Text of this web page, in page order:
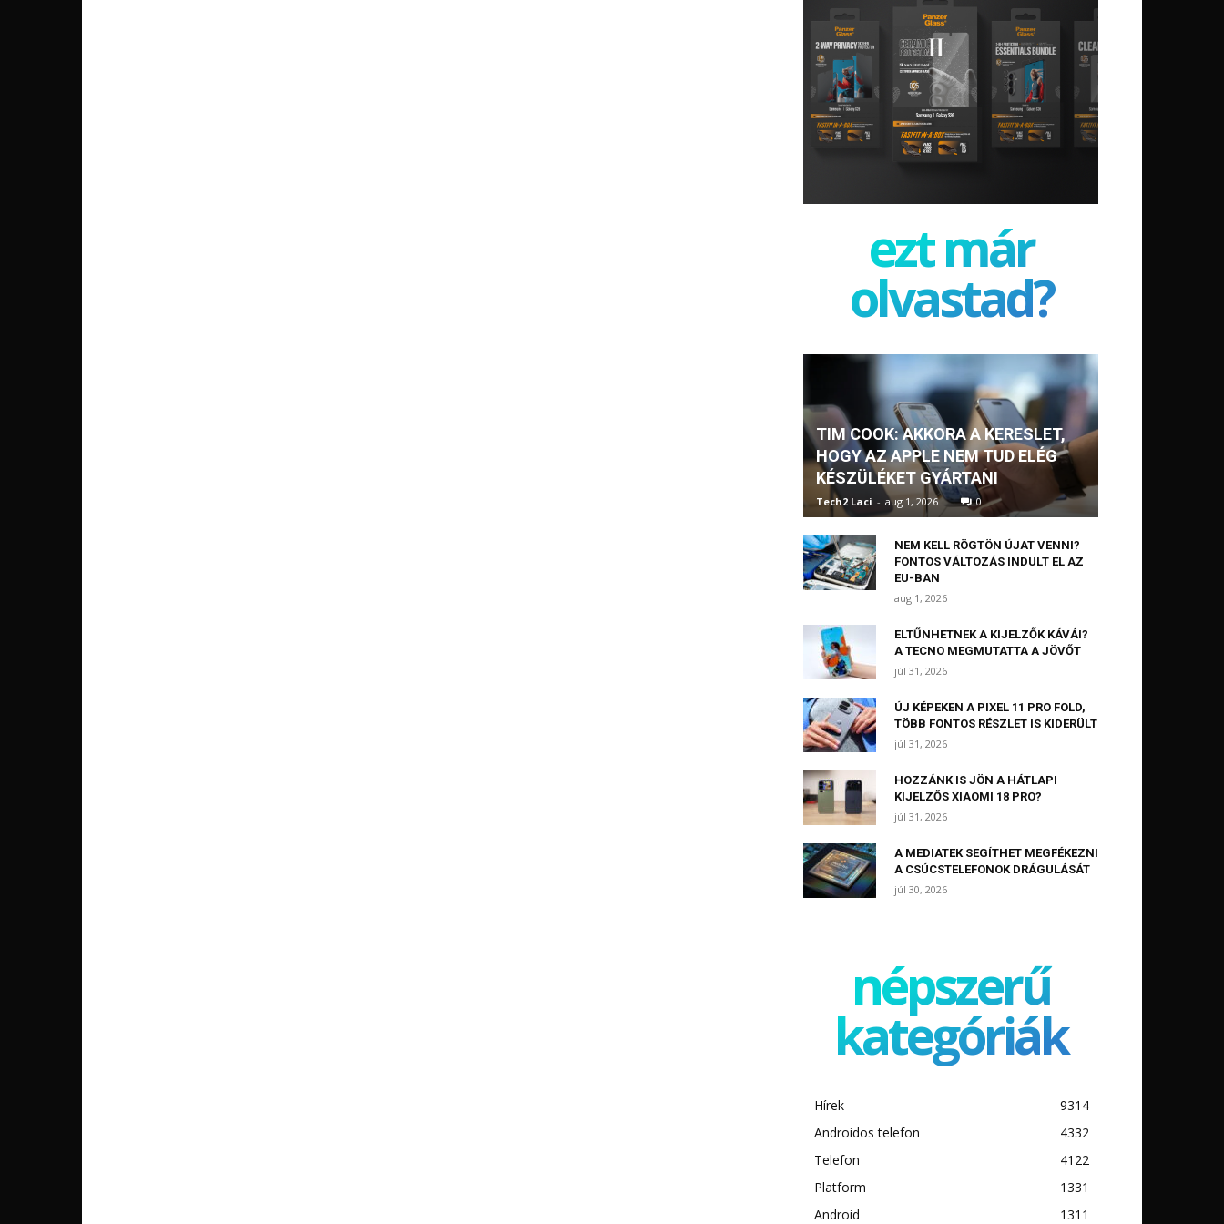
ezt már
olvastad?
TIM COOK: AKKORA A KERESLET,
HOGY AZ APPLE NEM TUD ELÉG
KÉSZÜLÉKET GYÁRTANI
Tech2 Laci - aug 1, 2026 0
NEM KELL RÖGTÖN ÚJAT VENNI?
FONTOS VÁLTOZÁS INDULT EL AZ
EU-BAN
aug 1, 2026
ELTŰNHETNEK A KIJELZŐK KÁVÁI?
A TECNO MEGMUTATTA A JÖVŐT
júl 31, 2026
ÚJ KÉPEKEN A PIXEL 11 PRO FOLD,
TÖBB FONTOS RÉSZLET IS KIDERÜLT
júl 31, 2026
HOZZÁNK IS JÖN A HÁTLAPI
KIJELZŐS XIAOMI 18 PRO?
júl 31, 2026
A MEDIATEK SEGÍTHET MEGFÉKEZNI
A CSÚCSTELEFONOK DRÁGULÁSÁT
júl 30, 2026
népszerű
kategóriák
Hírek
9314
Androidos telefon
4332
Telefon
4122
Platform
1331
Android
1311